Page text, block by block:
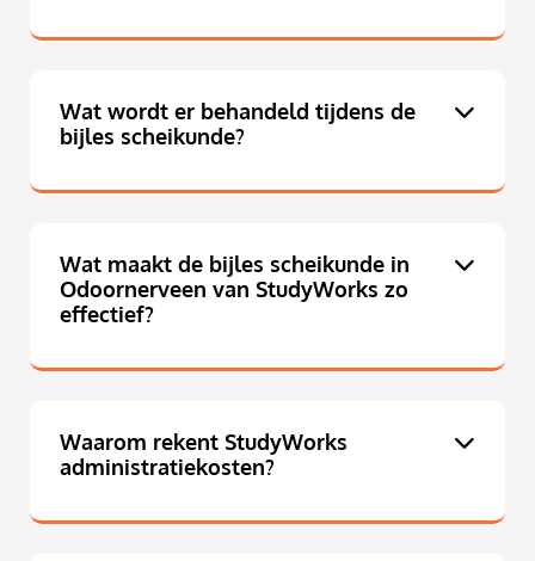
Wat wordt er behandeld tijdens de
bijles scheikunde?
Wat maakt de bijles scheikunde in
Odoornerveen van StudyWorks zo
effectief?
Waarom rekent StudyWorks
administratiekosten?